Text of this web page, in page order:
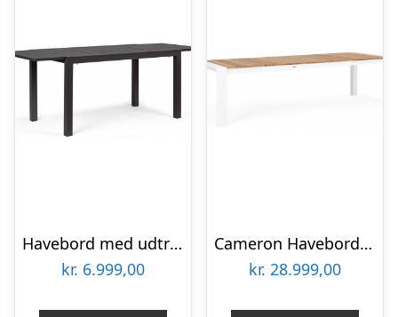
Havebord med udtræk i aluminium 140 – 210 x 77 cm – Antracit
kr. 6.999,00
Cameron Havebord med udtræk i aluminium og teaktræ 228 – 294 x 100 cm – Hvid/Teak
kr. 28.999,00